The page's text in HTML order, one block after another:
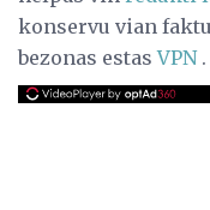
konservu vian
bezonas estasVPN.